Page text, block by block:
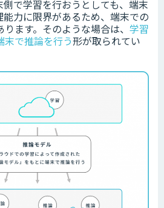
で学習を行おうとしても、端末
力に限界があるため、端末での
ます。そのような場合は、 学習
末で推論を行う形が取られてい